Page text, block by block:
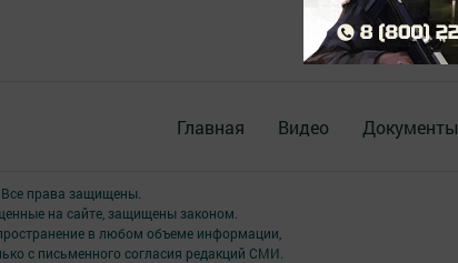
Главная Видео Документы
Все права защищены.
на сайте, защищены законом.
в любом объеме информации,
с письменного согласия редакций СМИ.